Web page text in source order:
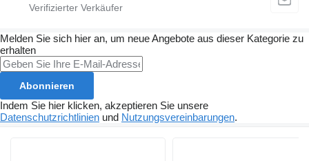
Melden Sie sich hier an, um neue Angebote aus dieser Kategorie zu
erhalten
Abonnieren
Indem Sie hier klicken, akzeptieren Sie unsere
Datenschutzrichtlinien und Nutzungsvereinbarungen.